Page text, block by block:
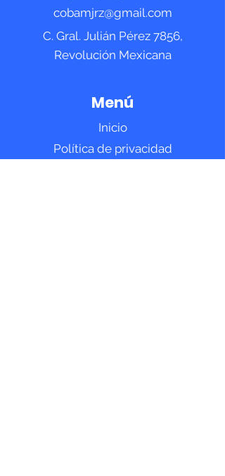
cobamjrz@gmail.com
C. Gral. Julián Pérez 7856,
Revolución Mexicana
Menú
Inicio
Política de privacidad